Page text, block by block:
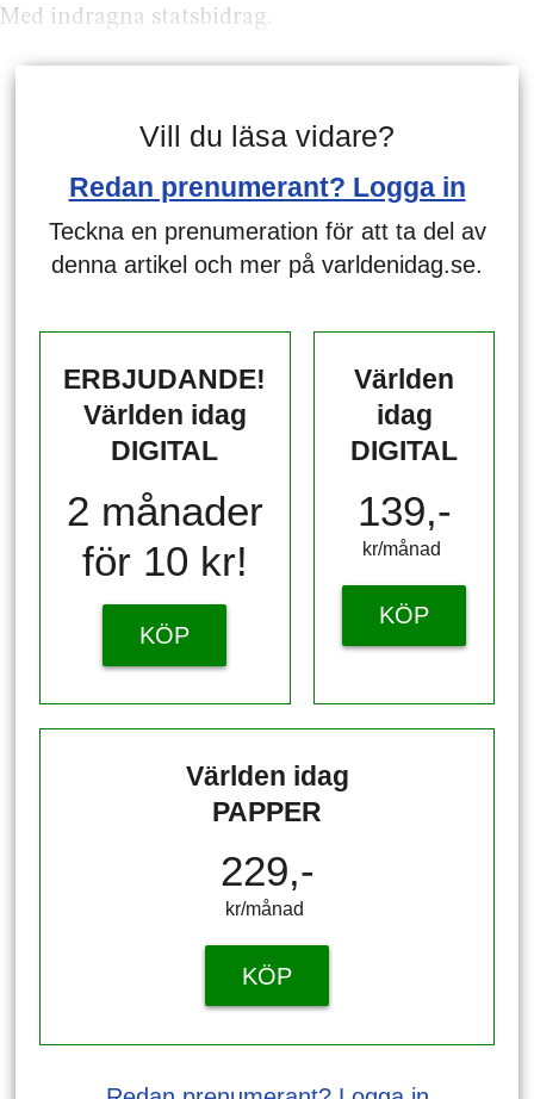
Med indragna statsbidrag.
Vill du läsa vidare?
Redan prenumerant? Logga in
Teckna en prenumeration för att ta del av
denna artikel och mer på varldenidag.se.
ERBJUDANDE!
Världen idag
DIGITAL
2 månader
för 10 kr!
KÖP
Världen
idag
DIGITAL
139,-
kr/månad ​​​​​​
KÖP
Världen idag
PAPPER
229,-
kr/månad ​​​​​​
KÖP